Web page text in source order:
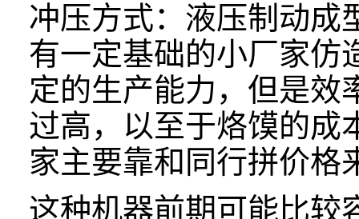
冲压方式：液压制动成
有一定基础的小厂家仿
定的生产能力，但是效
过高，以至于烙馍的成
家主要靠和同行拼价格
这种机器前期可能比较